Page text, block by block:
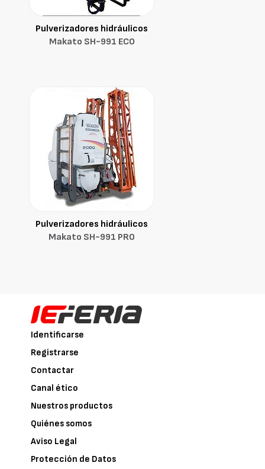
Pulverizadores hidráulicos
Makato SH-991 ECO
Pulverizadores hidráulicos
Makato SH-991 PRO
Identificarse
Registrarse
Contactar
Canal ético
Nuestros productos
Quiénes somos
Aviso Legal
Protección de Datos